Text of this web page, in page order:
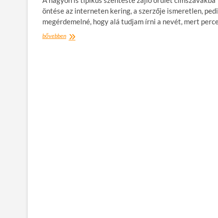
öntése az interneten kering, a szerzője ismeretlen,
megérdemelné, hogy alá tudjam írni a nevét, mert
bővebbenHogyan